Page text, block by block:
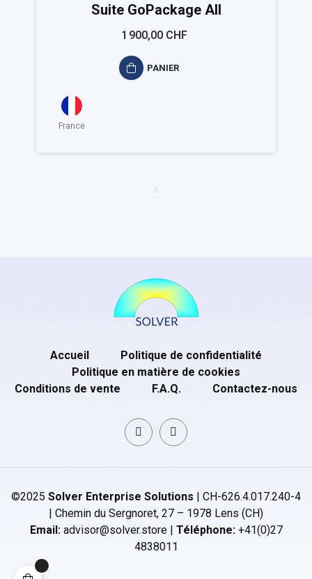
Suite GoPackage All
1 900,00 CHF
PANIER
France
Accueil
Politique de confidentialité
Politique en matière de cookies
Conditions de vente
F.A.Q. Contactez-nous
©2025 Solver Enterprise Solutions | CH-626.4.017.240-4
| Chemin du Sergnoret, 27 – 1978 Lens (CH)
Email:advisor@solver.store | Téléphone:+41(0)27
4838011